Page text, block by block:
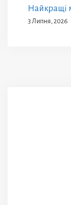
Найкращі
3 Липня, 2026